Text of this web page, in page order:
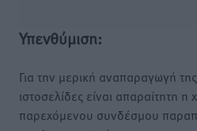
Υπενθύμιση:
Για την μερική αναπαραγωγή
ιστοσελίδες είναι απαραίτητη
παρεχόμενου συνδέσμου